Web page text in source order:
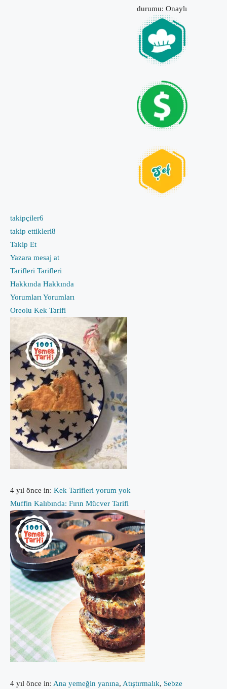
durumu: Onaylı
takipçiler6
takip ettikleri8
Takip Et
Yazara mesaj at
Tarifleri Tarifleri
Hakkında Hakkında
YorumlarıYorumları
Oreolu Kek Tarifi
4 yıl önce in: Kek Tarifleri yorum yok
Muffin Kalıbında: Fırın Mücver Tarifi
4 yıl önce in: Ana yemeğin yanına, Atıştırmalık, Sebze